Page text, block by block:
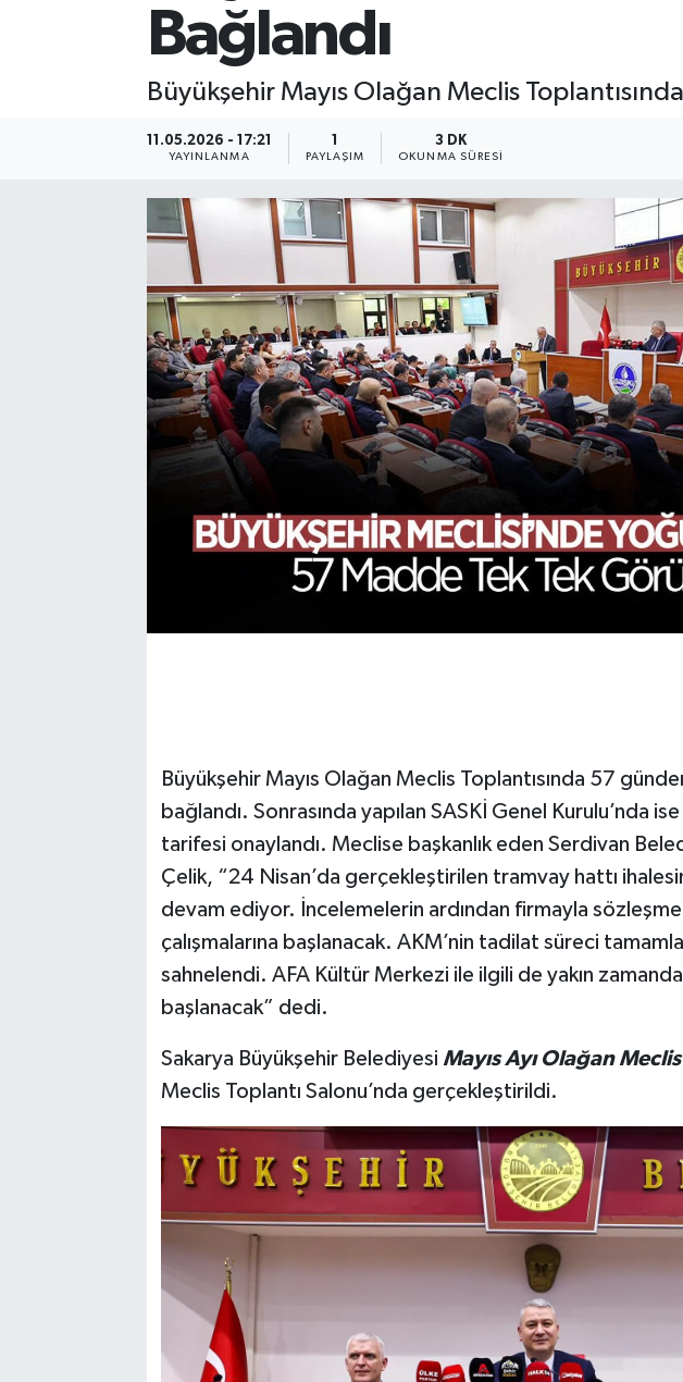
Bağlandı
Büyükşehir Mayıs Olağan Meclis
11.05.2026 - 17:21
YAYINLANMA
1
PAYLAŞIM
3 DK
OKUNMA SÜRESI
Büyükşehir Mayıs Olağan Meclis Toplantısında 57
bağlandı. Sonrasında yapılan SASKİ Genel Kurulu’nda
tarifesi onaylandı. Meclise başkanlık eden Serdivan
Çelik, “24 Nisan’da gerçekleştirilen tramvay hattı
devam ediyor. İncelemelerin ardından firmayla sözleşme
çalışmalarına başlanacak. AKM’nin tadilat süreci
sahnelendi. AFA Kültür Merkezi ile ilgili de yakın zamanda
başlanacak” dedi.
Sakarya Büyükşehir Belediyesi Mayıs Ayı Olağan Meclis
Meclis Toplantı Salonu’nda gerçekleştirildi.